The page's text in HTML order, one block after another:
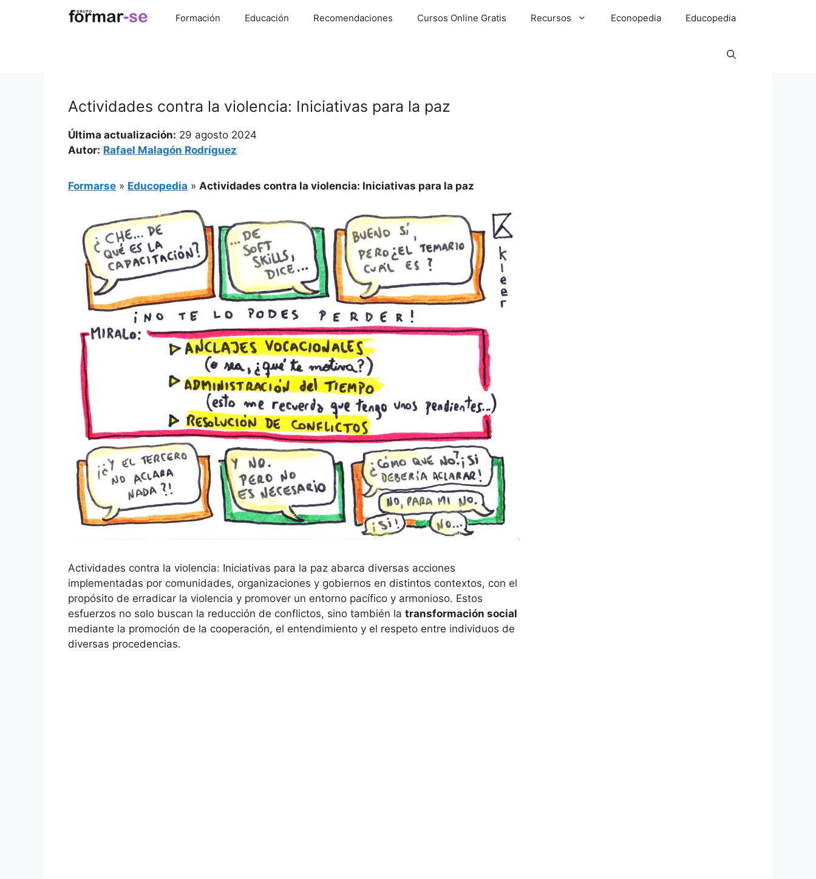
Formación Educación Recomendaciones Cursos Online Gratis Recursos Econopedia Educopedia
Actividades contra la violencia: Iniciativas para la paz
Última actualización: 29 agosto 2024
Autor: Rafael Malagón Rodríguez
Formarse » Educopedia » Actividades contra la violencia: Iniciativas para la paz
Actividades contra la violencia: Iniciativas para la paz abarca diversas acciones
implementadas por comunidades, organizaciones y gobiernos en distintos contextos, con el
propósito de erradicar la violencia y promover un entorno pacífico y armonioso. Estos
esfuerzos no solo buscan la reducción de conflictos, sino también la transformación social
mediante la promoción de la cooperación, el entendimiento y el respeto entre individuos de
diversas procedencias.